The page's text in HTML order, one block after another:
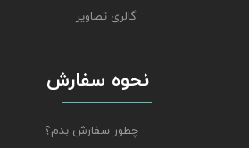
نحوه سفارش
چطور سفارش بدم؟
گالری تصاویر